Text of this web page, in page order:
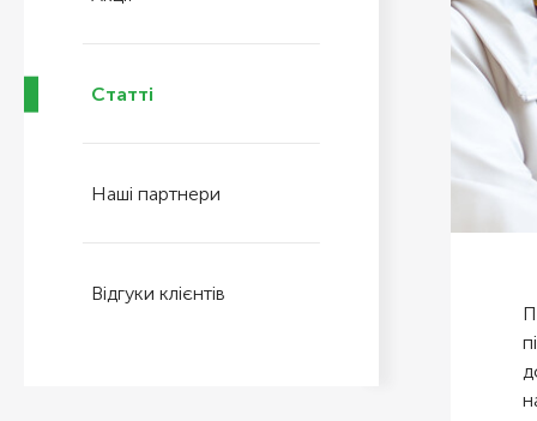
Статті
Наші партнери
Відгуки клієнтів